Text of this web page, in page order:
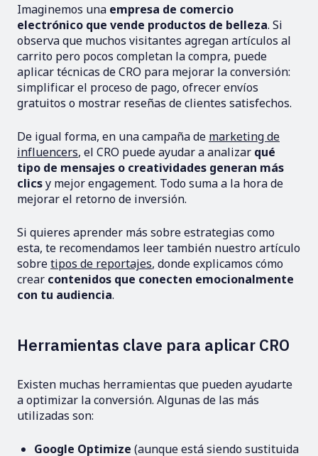
Imaginemos una empresa de comercio
electrónico que vende productos de belleza. Si
observa que muchos visitantes agregan artículos al
carrito pero pocos completan la compra, puede
aplicar técnicas de CRO para mejorar la conversión:
simplificar el proceso de pago, ofrecer envíos
gratuitos o mostrar reseñas de clientes satisfechos.
De igual forma, en una campaña de marketing de
influencers, el CRO puede ayudar a analizar qué
tipo de mensajes o creatividades generan más
clicsy mejor engagement. Todo suma a la hora de
mejorar el retorno de inversión.
Si quieres aprender más sobre estrategias como
esta, te recomendamos leer también nuestro artículo
sobretipos de reportajes, donde explicamos cómo
crear contenidos que conecten emocionalmente
con tu audiencia.
Herramientas clave para aplicar CRO
Existen muchas herramientas que pueden ayudarte
a optimizar la conversión. Algunas de las más
utilizadas son:
Google Optimize (aunque está siendo sustituida